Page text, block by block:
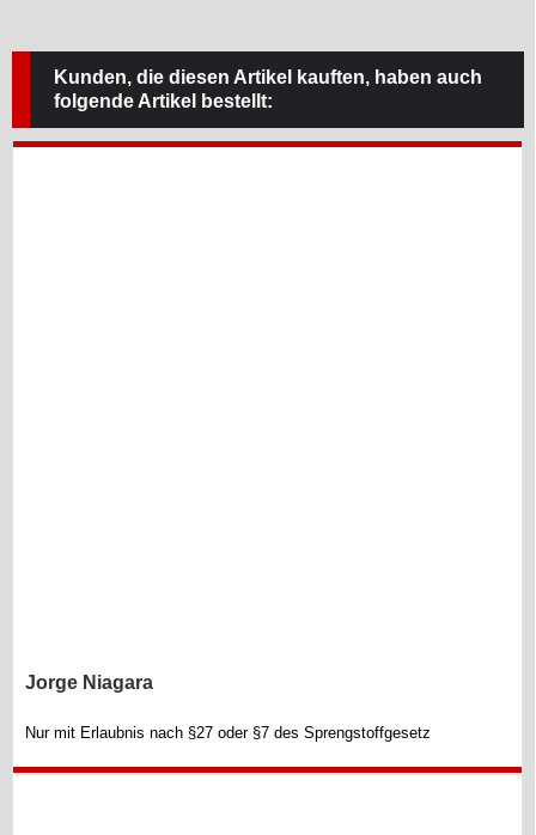
Kunden, die diesen Artikel kauften, haben auch
folgende Artikel bestellt:
Jorge Niagara
Nur mit Erlaubnis nach §27 oder §7 des Sprengstoffgesetz